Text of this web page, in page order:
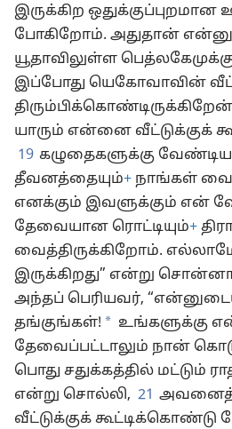
இருக்கிற ஒதுக்குப்புறமான
போகிறோம். அதுதான்
யூதாவிலுள்ள
இப்போது யெகோவாவின்
யாரும் என்னை வீட்டுக்குக்
19 கழுதைகளுக்கு
தீவனத்தையும்+ நாங்கள்
எனக்கும் இவளுக்கும் என்
தேவையான ரொட்டியும்+
வைத்திருக்கிறோம்.
இருக்கிறது” என்று
அந்தப் பெரியவர்,
தங்குங்கள்! * உங்களுக்கு
தேவைப்பட்டாலும் நான்
பொது சதுக்கத்தில் மட்டும்
என்று சொல்லி, 21 அவனைத்
வீட்டுக்குக் கூட்டிக்கொண்டு